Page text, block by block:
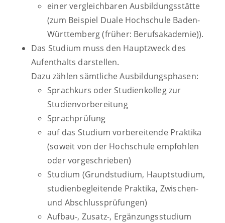
einer vergleichbaren Ausbildungsstätte
(zum Beispiel Duale Hochschule Baden-
Württemberg (früher: Berufsakademie)).
Das Studium muss den Hauptzweck des
Aufenthalts darstellen.
Dazu zählen sämtliche Ausbildungsphasen:
Sprachkurs oder Studienkolleg zur
Studienvorbereitung
Sprachprüfung
auf das Studium vorbereitende Praktika
(soweit von der Hochschule empfohlen
oder vorgeschrieben)
Studium (Grundstudium, Hauptstudium,
studienbegleitende Praktika, Zwischen-
und Abschlussprüfungen)
Aufbau-, Zusatz-, Ergänzungsstudium